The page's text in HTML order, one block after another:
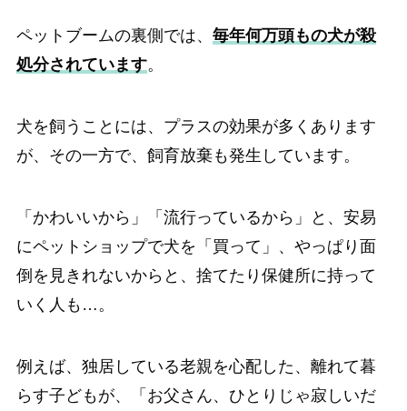
ペットブームの裏側では、 毎年何万頭もの犬が殺
処分されています。
犬を飼うことには、プラスの効果が多くあります
が、その一方で、飼育放棄も発生しています。
「かわいいから」「流行っているから」と、安易
にペットショップで犬を「買って」、やっぱり面
倒を見きれないからと、捨てたり保健所に持って
いく人も…。
例えば、独居している老親を心配した、離れて暮
らす子どもが、「お父さん、ひとりじゃ寂しいだ